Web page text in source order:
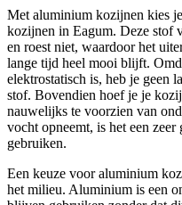
Met aluminium kozijnen kies
kozijnen in Eagum. Deze stof
en roest niet, waardoor het
lange tijd heel mooi blijft.
elektrostatisch is, heb je geen
stof. Bovendien hoef je je
nauwelijks te voorzien van
vocht opneemt, is het een
gebruiken.
Een keuze voor aluminium
het milieu. Aluminium is een